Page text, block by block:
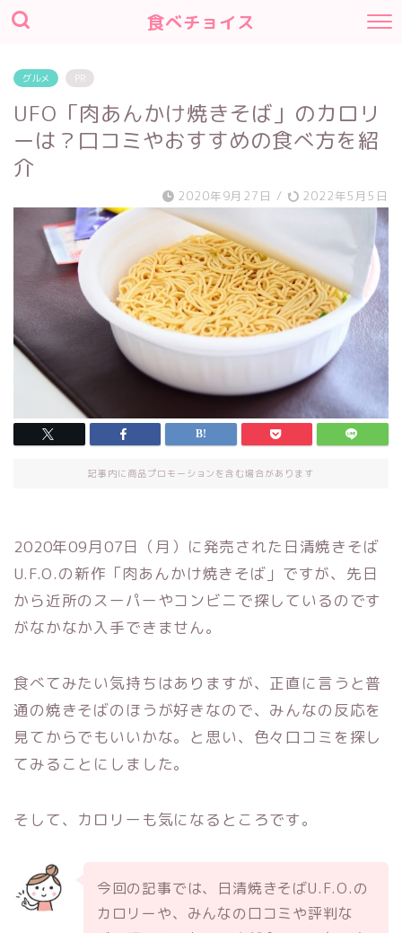
食べチョイス
グルメ PR
UFO「肉あんかけ焼きそば」のカロリ
ーは？口コミやおすすめの食べ方を紹
介
2020年9月27日 / 2022年5月5日
記事内に商品プロモーションを含む場合があります
2020年09月07日（月）に発売された日清焼きそば
U.F.O.の新作「肉あんかけ焼きそば」ですが、先日
から近所のスーパーやコンビニで探しているのです
がなかなか入手できません。
食べてみたい気持ちはありますが、正直に言うと普
通の焼きそばのほうが好きなので、みんなの反応を
見てからでもいいかな。と思い、色々口コミを探し
てみることにしました。
そして、カロリーも気になるところです。
今回の記事では、日清焼きそばU.F.O.の
カロリーや、みんなの口コミや評判な